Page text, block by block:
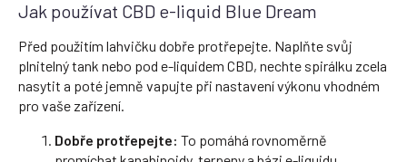
Jak používat CBD e-liquid Blue Dream
Před použitím lahvičku dobře protřepejte. Naplňte svůj
plnitelný tank nebo pod e-liquidem CBD, nechte spirálku zcela
nasytit a poté jemně vapujte při nastavení výkonu vhodném
pro vaše zařízení.
Dobře protřepejte: To pomáhá rovnoměrně